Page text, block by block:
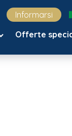
Informarsi
Offerte